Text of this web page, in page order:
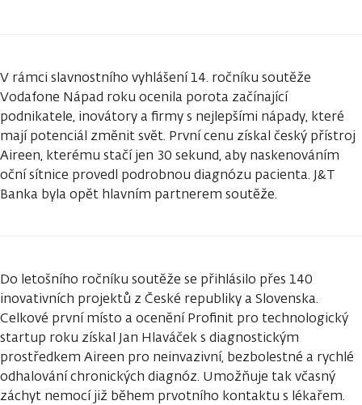
V rámci slavnostního vyhlášení 14. ročníku soutěže
Vodafone Nápad roku ocenila porota začínající
podnikatele, inovátory a firmy s nejlepšími nápady, které
mají potenciál změnit svět. První cenu získal český přístroj
Aireen, kterému stačí jen 30 sekund, aby naskenováním
oční sítnice provedl podrobnou diagnózu pacienta. J&T
Banka byla opět hlavním partnerem soutěže.
Do letošního ročníku soutěže se přihlásilo přes 140
inovativních projektů z České republiky a Slovenska.
Celkové první místo a ocenění Profinit pro technologický
startup roku získal Jan Hlaváček s diagnostickým
prostředkem Aireen pro neinvazivní, bezbolestné a rychlé
odhalování chronických diagnóz. Umožňuje tak včasný
záchyt nemocí již během prvotního kontaktu s lékařem.